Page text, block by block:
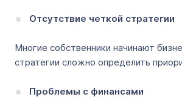
Отсутствие четкой стратегии
Многие собственники начинают
стратегии сложно определить
Проблемы с финансами